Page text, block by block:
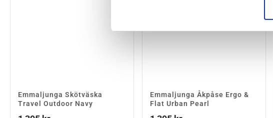
Emmaljunga Skötväska
Travel Outdoor Navy
Emmaljunga Åkpåse Ergo &
Flat Urban Pearl